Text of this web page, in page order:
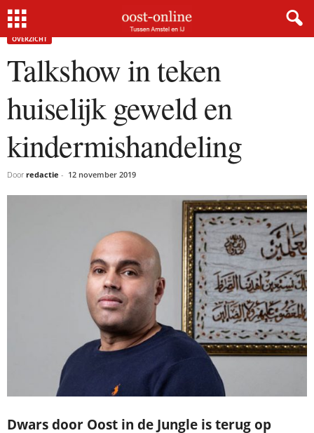
Home Talkshow in teken huiselijk geweld en kindermishandeling
OVERZICHT
Talkshow in teken
huiselijk geweld en
kindermishandeling
Door redactie - 12 november 2019
Dwars door Oost in de Jungle is terug op